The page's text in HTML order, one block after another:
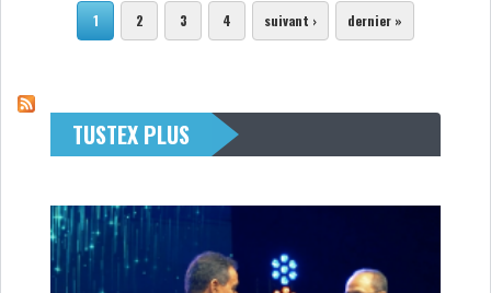
Pages 1 2 3 4 suivant › dernier »
TUSTEX PLUS